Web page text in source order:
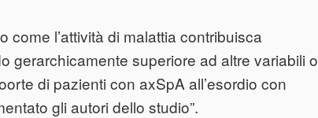
come l’attività di malattia contribuisca
gerarchicamente superiore ad altre variabili o
di pazienti con axSpA all’esordio con
gli autori dello studio”.